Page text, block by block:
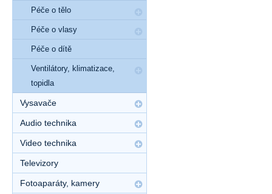
Péče o tělo
Péče o vlasy
Péče o dítě
Ventilátory, klimatizace,
topidla
Vysavače
Audio technika
Video technika
Televizory
Fotoaparáty, kamery